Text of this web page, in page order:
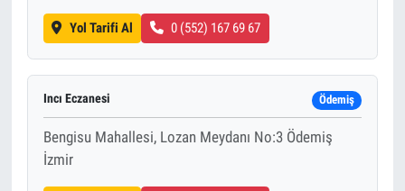
Yol Tarifi Al 0 (552) 167 69 67
Incı Eczanesi Ödemiş
Bengisu Mahallesi, Lozan Meydanı No:3 Ödemiş
İzmir